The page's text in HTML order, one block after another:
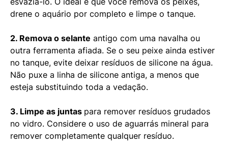
drene o aquário por completo e limpe o tanque.
2. Remova o selante antigo com uma navalha ou
outra ferramenta afiada. Se o seu peixe ainda estiver
no tanque, evite deixar resíduos de silicone na água.
Não puxe a linha de silicone antiga, a menos que
esteja substituindo toda a vedação.
3. Limpe as juntas para remover resíduos grudados
no vidro. Considere o uso de aguarrás mineral para
remover completamente qualquer resíduo.